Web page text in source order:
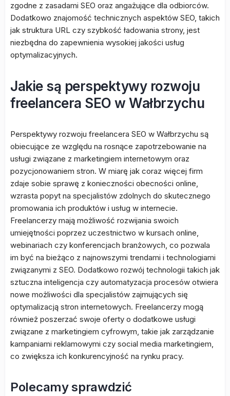
zgodne z zasadami SEO oraz angażujące dla odbiorców.
Dodatkowo znajomość technicznych aspektów SEO, takich
jak struktura URL czy szybkość ładowania strony, jest
niezbędna do zapewnienia wysokiej jakości usług
optymalizacyjnych.
Jakie są perspektywy rozwoju
freelancera SEO w Wałbrzychu
Perspektywy rozwoju freelancera SEO w Wałbrzychu są
obiecujące ze względu na rosnące zapotrzebowanie na
usługi związane z marketingiem internetowym oraz
pozycjonowaniem stron. W miarę jak coraz więcej firm
zdaje sobie sprawę z konieczności obecności online,
wzrasta popyt na specjalistów zdolnych do skutecznego
promowania ich produktów i usług w internecie.
Freelancerzy mają możliwość rozwijania swoich
umiejętności poprzez uczestnictwo w kursach online,
webinariach czy konferencjach branżowych, co pozwala
im być na bieżąco z najnowszymi trendami i technologiami
związanymi z SEO. Dodatkowo rozwój technologii takich jak
sztuczna inteligencja czy automatyzacja procesów otwiera
nowe możliwości dla specjalistów zajmujących się
optymalizacją stron internetowych. Freelancerzy mogą
również poszerzać swoje oferty o dodatkowe usługi
związane z marketingiem cyfrowym, takie jak zarządzanie
kampaniami reklamowymi czy social media marketingiem,
co zwiększa ich konkurencyjność na rynku pracy.
Polecamy sprawdzić